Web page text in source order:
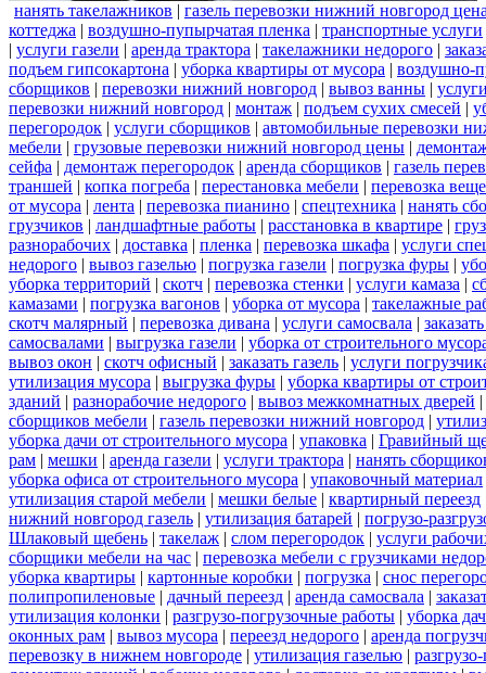
нанять такелажников | газель перевозки нижний новгород
коттеджа | воздушно-пупырчатая пленка | транспортные услуги
| услуги газели | аренда трактора | такелажники недорого |
подъем гипсокартона | уборка квартиры от мусора | воздушно-
сборщиков | перевозки нижний новгород | вывоз ванны |
перевозки нижний новгород | монтаж | подъем сухих смесей |
перегородок | услуги сборщиков | автомобильные перевозки
мебели | грузовые перевозки нижний новгород цены |
сейфа | демонтаж перегородок | аренда сборщиков | газель
траншей | копка погреба | перестановка мебели | перевозка
от мусора | лента | перевозка пианино | спецтехника | нанять
грузчиков | ландшафтные работы | расстановка в квартире |
разнорабочих | доставка | пленка | перевозка шкафа | услуги
недорого | вывоз газелью | погрузка газели | погрузка фуры |
уборка территорий | скотч | перевозка стенки | услуги камаза |
камазами | погрузка вагонов | уборка от мусора | такелажные
скотч малярный | перевозка дивана | услуги самосвала |
самосвалами | выгрузка газели | уборка от строительного
вывоз окон | скотч офисный | заказать газель | услуги
утилизация мусора | выгрузка фуры | уборка квартиры от
зданий | разнорабочие недорого | вывоз межкомнатных дверей |
сборщиков мебели | газель перевозки нижний новгород |
уборка дачи от строительного мусора | упаковка | Гравийный
рам | мешки | аренда газели | услуги трактора | нанять
уборка офиса от строительного мусора | упаковочный материал
утилизация старой мебели | мешки белые | квартирный переезд
нижний новгород газель | утилизация батарей | погрузо-
Шлаковый щебень | такелаж | слом перегородок | услуги
сборщики мебели на час | перевозка мебели с грузчиками
уборка квартиры | картонные коробки | погрузка | снос
полипропиленовые | дачный переезд | аренда самосвала |
утилизация колонки | разгрузо-погрузочные работы | уборка
оконных рам | вывоз мусора | переезд недорого | аренда
перевозку в нижнем новгороде | утилизация газелью |